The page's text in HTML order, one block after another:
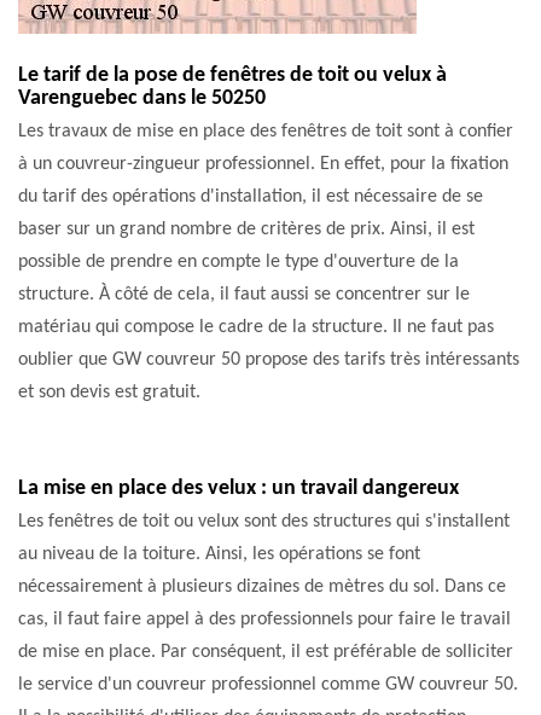
Le tarif de la pose de fenêtres de toit ou velux à
Varenguebec dans le 50250
Les travaux de mise en place des fenêtres de toit sont à confier
à un couvreur-zingueur professionnel. En effet, pour la fixation
du tarif des opérations d'installation, il est nécessaire de se
baser sur un grand nombre de critères de prix. Ainsi, il est
possible de prendre en compte le type d'ouverture de la
structure. À côté de cela, il faut aussi se concentrer sur le
matériau qui compose le cadre de la structure. Il ne faut pas
oublier que GW couvreur 50 propose des tarifs très intéressants
et son devis est gratuit.
La mise en place des velux : un travail dangereux
Les fenêtres de toit ou velux sont des structures qui s'installent
au niveau de la toiture. Ainsi, les opérations se font
nécessairement à plusieurs dizaines de mètres du sol. Dans ce
cas, il faut faire appel à des professionnels pour faire le travail
de mise en place. Par conséquent, il est préférable de solliciter
le service d'un couvreur professionnel comme GW couvreur 50.